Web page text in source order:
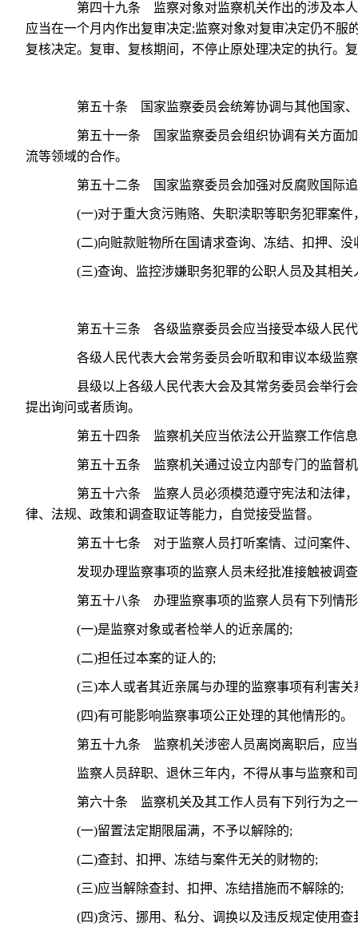
第四十九条 监察对象对监察机关作出的涉及本人
应当在一个月内作出复审决定;监察对象对复审决定仍不
复核决定。复审、复核期间，不停止原处理决定的执行。
第五十条 国家监察委员会统筹协调与其他国家、
第五十一条 国家监察委员会组织协调有关方面加
流等领域的合作。
第五十二条 国家监察委员会加强对反腐败国际追
(一)对于重大贪污贿赂、失职渎职等职务犯罪案件
(二)向赃款赃物所在国请求查询、冻结、扣押、没
(三)查询、监控涉嫌职务犯罪的公职人员及其相关
第五十三条 各级监察委员会应当接受本级人民代
各级人民代表大会常务委员会听取和审议本级监察
县级以上各级人民代表大会及其常务委员会举行会
提出询问或者质询。
第五十四条 监察机关应当依法公开监察工作信息
第五十五条 监察机关通过设立内部专门的监督机
第五十六条 监察人员必须模范遵守宪法和法律，
律、法规、政策和调查取证等能力，自觉接受监督。
第五十七条 对于监察人员打听案情、过问案件、
发现办理监察事项的监察人员未经批准接触被调查
第五十八条 办理监察事项的监察人员有下列情形
(一)是监察对象或者检举人的近亲属的;
(二)担任过本案的证人的;
(三)本人或者其近亲属与办理的监察事项有利害关
(四)有可能影响监察事项公正处理的其他情形的。
第五十九条 监察机关涉密人员离岗离职后，应当
监察人员辞职、退休三年内，不得从事与监察和司
第六十条 监察机关及其工作人员有下列行为之一
(一)留置法定期限届满，不予以解除的;
(二)查封、扣押、冻结与案件无关的财物的;
(三)应当解除查封、扣押、冻结措施而不解除的;
(四)贪污、挪用、私分、调换以及违反规定使用查